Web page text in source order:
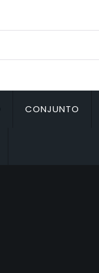
CONJUNTO